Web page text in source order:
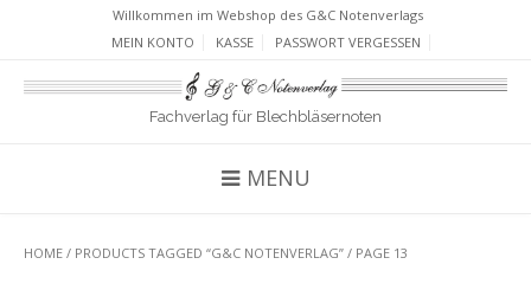
Willkommen im Webshop des G&C Notenverlags
MEIN KONTO
KASSE PASSWORT VERGESSEN
Fachverlag für Blechbläsernoten
MENU
HOME / PRODUCTS TAGGED “G&C NOTENVERLAG” / PAGE 13